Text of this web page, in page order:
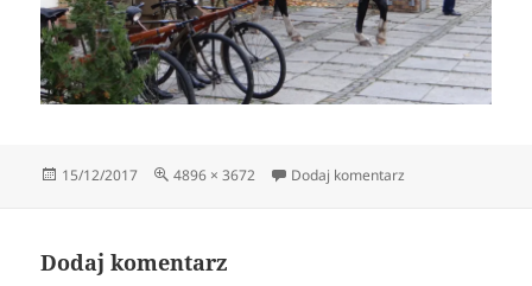
Data
15/12/2017
Pełny
4896 × 3672 Dodaj komentarz
Dodaj komentarz